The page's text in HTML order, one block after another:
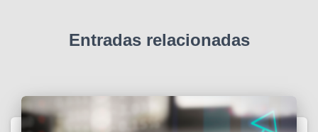
Entradas relacionadas